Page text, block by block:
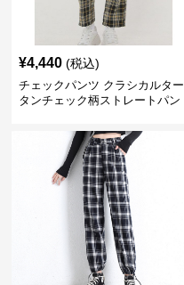
¥4,440 (税込)
チェックパンツ クラシカルター
タンチェック柄ストレートパン